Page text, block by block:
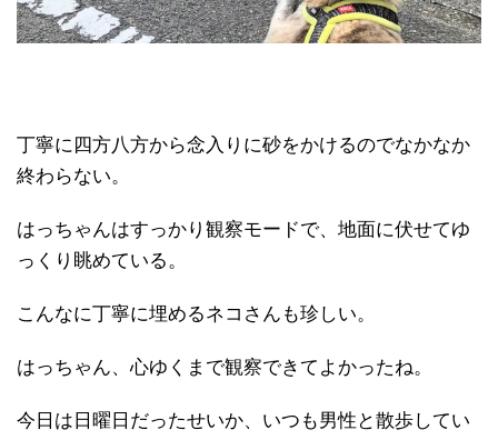
丁寧に四方八方から念入りに砂をかけるのでなかなか
終わらない。
はっちゃんはすっかり観察モードで、地面に伏せてゆ
っくり眺めている。
こんなに丁寧に埋めるネコさんも珍しい。
はっちゃん、心ゆくまで観察できてよかったね。
今日は日曜日だったせいか、いつも男性と散歩してい